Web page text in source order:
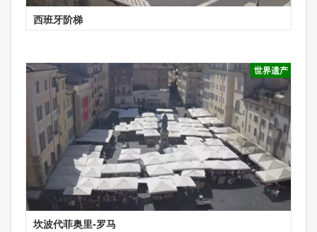
西班牙阶梯
世界遗产
坎波代菲奥里-罗马